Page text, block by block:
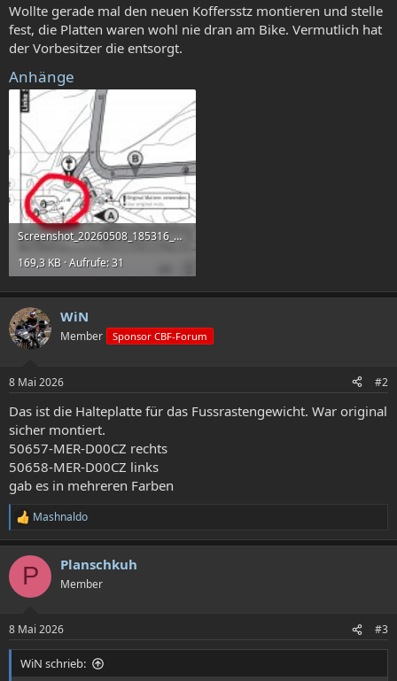
Wollte gerade mal den neuen Koffersstz montieren und stelle
fest, die Platten waren wohl nie dran am Bike. Vermutlich hat
der Vorbesitzer die entsorgt.
Anhänge
Screenshot_20260508_185316_Chrome.jpg
169,3 KB · Aufrufe: 31
WiN
Member Sponsor CBF-Forum
8 Mai 2026 #2
Das ist die Halteplatte für das Fussrastengewicht. War original
sicher montiert.
50657-MER-D00CZ rechts
50658-MER-D00CZ links
gab es in mehreren Farben
R
a
k
i
e
n
Mashnaldo
P Planschkuh
Member
8 Mai 2026 #3
WiN schrieb: